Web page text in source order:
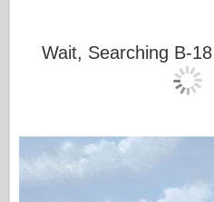
Wait, Searching B-